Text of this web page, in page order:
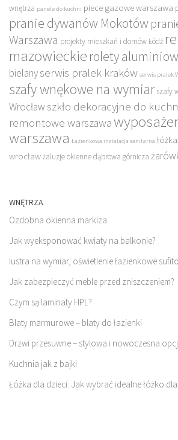
wnętrza panele do kuchni piece gazowe warszawa
pranie dywanów Mokotów
Warszawa projekty mieszkań i domów Łódź
mazowieckie rolety
bielanyserwis pralek kraków serwis pralek
szafy wnękowe na wymiar szafy
Wrocław szkło dekoracyjne do
remontowe warszawa
warszawa Łazienkowa instalacja sanitarna
wrocławżaluzje okienne dąbrowa górnicza
WNĘTRZA
Ozdobna okienna markiza
Jak wyeksponować kwiaty na balkonie?
lustra na wymiar, oświetlenie łazienkowe
Jak zabezpieczyć meble przed zniszczeniem?
Czym są laminaty HPL?
Blaty marmurowe – blaty do łazienki
Drzwi przesuwne – stylowa i nowoczesna
Kuchnia jak z bajki
Łóżka dla dzieci: Jak wybrać idealne łóżko